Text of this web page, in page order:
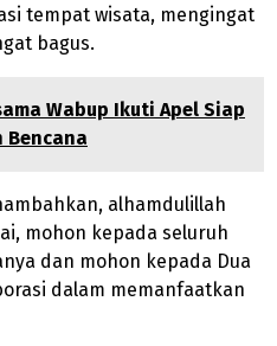
tempat wisata, mengingat
bagus.
Wabup Ikuti Apel Siap
Bencana
alhamdulillah
mohon kepada seluruh
dan mohon kepada Dua
dalam memanfaatkan